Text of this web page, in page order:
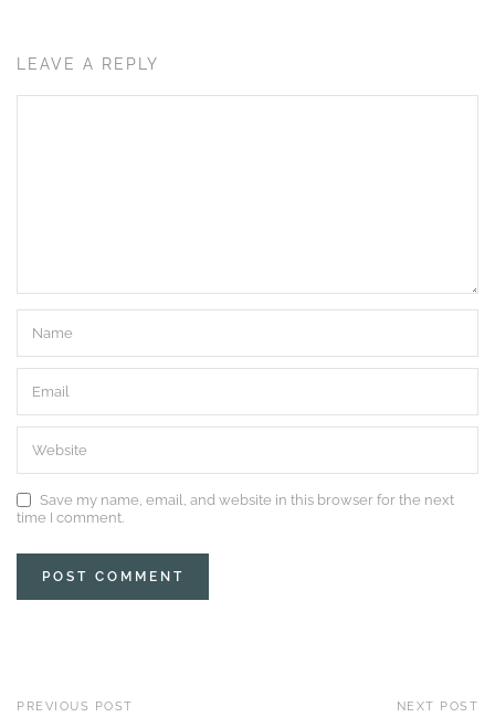
LEAVE A REPLY
Save my name, email, and website in this browser for the next
time I comment.
PREVIOUS POST NEXT POST